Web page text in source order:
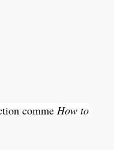
comme How to